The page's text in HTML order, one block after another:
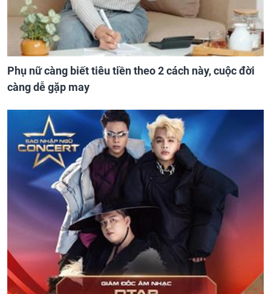
Phụ nữ càng biết tiêu tiền theo 2 cách này, cuộc đời
càng dễ gặp may